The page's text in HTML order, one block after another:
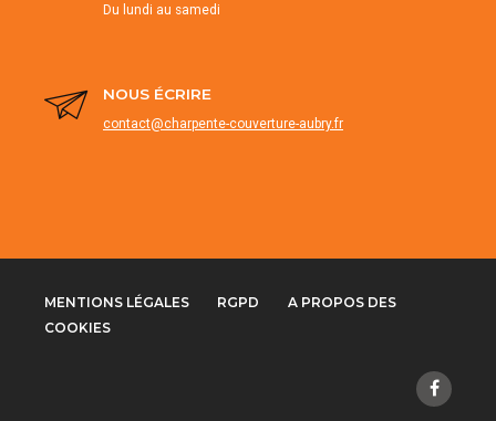
Du lundi au samedi
NOUS ÉCRIRE
contact@charpente-couverture-aubry.fr
MENTIONS LÉGALES RGPD
A PROPOS DES
COOKIES